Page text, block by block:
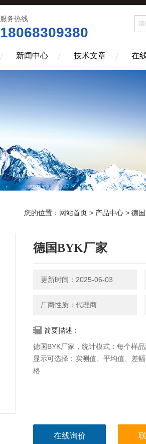
服务热线
18068309380
新闻中心 技术文章 在
您的位置： 网站首页 > 产品中心 > 德
德国BYK厂家
更新时间：2025-06-03
厂商性质：代理商
简要描述：
德国BYK厂家，统计模式：每个样
显示可选择：实测值、平均值、差
格
在线询价